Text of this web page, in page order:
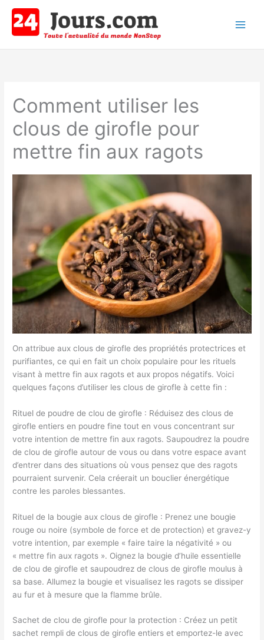
contenu
Comment utiliser les
clous de girofle pour
mettre fin aux ragots
On attribue aux clous de girofle des propriétés protectrices et
purifiantes, ce qui en fait un choix populaire pour les rituels
visant à mettre fin aux ragots et aux propos négatifs. Voici
quelques façons d’utiliser les clous de girofle à cette fin :
Rituel de poudre de clou de girofle : Réduisez des clous de
girofle entiers en poudre fine tout en vous concentrant sur
votre intention de mettre fin aux ragots. Saupoudrez la poudre
de clou de girofle autour de vous ou dans votre espace avant
d’entrer dans des situations où vous pensez que des ragots
pourraient survenir. Cela créerait un bouclier énergétique
contre les paroles blessantes.
Rituel de la bougie aux clous de girofle : Prenez une bougie
rouge ou noire (symbole de force et de protection) et gravez-y
votre intention, par exemple « faire taire la négativité » ou
« mettre fin aux ragots ». Oignez la bougie d’huile essentielle
de clou de girofle et saupoudrez de clous de girofle moulus à
sa base. Allumez la bougie et visualisez les ragots se dissiper
au fur et à mesure que la flamme brûle.
Sachet de clou de girofle pour la protection : Créez un petit
sachet rempli de clous de girofle entiers et emportez-le avec